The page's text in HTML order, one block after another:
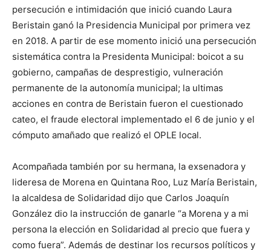
persecución e intimidación que inició cuando Laura
Beristain ganó la Presidencia Municipal por primera vez
en 2018. A partir de ese momento inició una persecución
sistemática contra la Presidenta Municipal: boicot a su
gobierno, campañas de desprestigio, vulneración
permanente de la autonomía municipal; la ultimas
acciones en contra de Beristain fueron el cuestionado
cateo, el fraude electoral implementado el 6 de junio y el
cómputo amañado que realizó el OPLE local.
Acompañada también por su hermana, la exsenadora y
lideresa de Morena en Quintana Roo, Luz María Beristain,
la alcaldesa de Solidaridad dijo que Carlos Joaquín
González dio la instrucción de ganarle “a Morena y a mi
persona la elección en Solidaridad al precio que fuera y
como fuera”. Además de destinar los recursos políticos y